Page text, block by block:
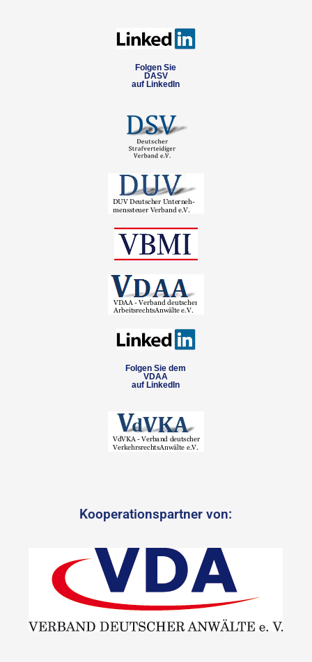
Folgen Sie
DASV
auf LinkedIn
Folgen Sie dem
VDAA
auf LinkedIn
Kooperationspartner von: